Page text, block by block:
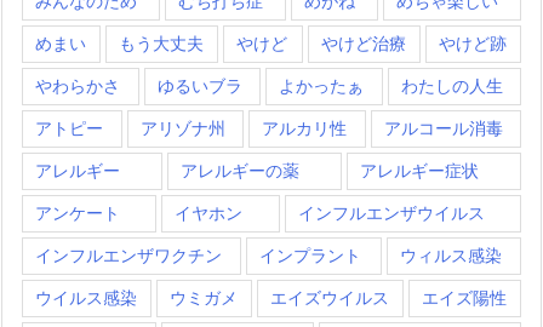
めまい もう大丈夫 やけど やけど治療 やけど跡
やわらかさ ゆるいブラ よかったぁ わたしの人生
アトピー アリゾナ州 アルカリ性 アルコール消毒
アレルギー アレルギーの薬 アレルギー症状
アンケート イヤホン インフルエンザウイルス
インフルエンザワクチン インプラント ウィルス感染
ウイルス感染 ウミガメ エイズウイルス エイズ陽性